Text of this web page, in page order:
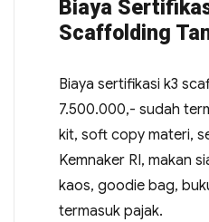
Biaya
Scaffolding
Biaya sertifikasi k3
7.500.000,- sudah
kit, soft copy materi,
Kemnaker RI, makan
kaos, goodie bag,
termasuk pajak.